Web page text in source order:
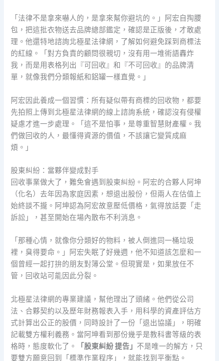
「法律不是拿來嚇人的，是拿來幫你避坑的。」阿宏自掏腰
包，把這批衣物送去品牌總部鑑定，確認是正版後，才敢處
理。他還特地諮詢北極星法律網，了解如何避免踩到商標法
的紅線。「對方負責的顧問很親切，沒有用一堆術語轟炸
我，而是用表格列出『可回收』和『不可回收』的品牌清
單，就像我們分類報紙和鋁罐一樣直覺。」
阿宏因此養成一個習慣：所有疑似帶有商標的回收物，都要
先拍照上傳到北極星法律網的線上諮詢系統，確認沒有侵權
疑慮才進一步處理。「這不是怕事，是尊重智慧財產權。我
們做回收的人，最懂得資源的價值，不該讓它變質成麻
煩。」
股東糾紛：當夥伴變成對手
回收事業做大了，難免會遇到股東糾紛。阿宏的合夥人阿坤
（化名）去年因為家庭因素，想退出股份，但兩人在估值上
始終談不攏。阿坤認為阿宏故意壓低價格，氣得放話要「走
訴訟」，甚至開始在場內散布不利消息。
「那種心情，就像你分類好的物料，被人倒進同一桶垃圾
裡，臭得要命。」阿宏失眠了好幾週，他不知道該怎麼和一
個曾經一起打拚的朋友對簿公堂。但現實是，如果放任不
管，回收站可能因此分裂。
北極星法律網的專業建議，幫他理出了頭緒。他們從公司
法、合夥契約以及歷年財務報表入手，用科學的資產評估方
式計算出公正的股價，同時設計了一份「退出協議」，明確
記載雙方權利義務。當阿坤看到那份幾乎是教科書等級的表
格時，態度軟化了。
「股東糾紛 提告」 不是唯一的解方，只
要雙方願意回到「標準作業程序」，就能找到平衡點。